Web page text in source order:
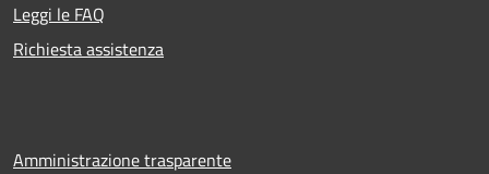
Leggi le FAQ
Richiesta assistenza
Amministrazione trasparente